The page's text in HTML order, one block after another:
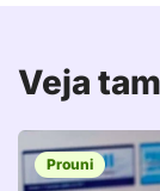
Veja
Prouni